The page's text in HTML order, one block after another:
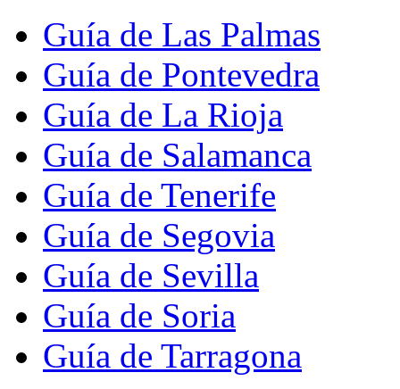
Guía de Las Palmas
Guía de Pontevedra
Guía de La Rioja
Guía de Salamanca
Guía de Tenerife
Guía de Segovia
Guía de Sevilla
Guía de Soria
Guía de Tarragona